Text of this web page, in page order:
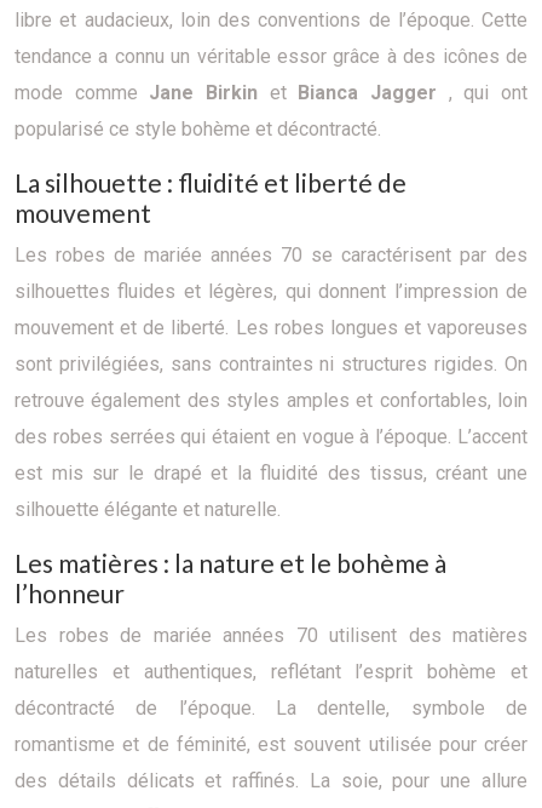
libre et audacieux, loin des conventions de l’époque. Cette
tendance a connu un véritable essor grâce à des icônes de
mode comme Jane Birkin et Bianca Jagger , qui ont
popularisé ce style bohème et décontracté.
La silhouette : fluidité et liberté de
mouvement
Les robes de mariée années 70 se caractérisent par des
silhouettes fluides et légères, qui donnent l’impression de
mouvement et de liberté. Les robes longues et vaporeuses
sont privilégiées, sans contraintes ni structures rigides. On
retrouve également des styles amples et confortables, loin
des robes serrées qui étaient en vogue à l’époque. L’accent
est mis sur le drapé et la fluidité des tissus, créant une
silhouette élégante et naturelle.
Les matières : la nature et le bohème à
l’honneur
Les robes de mariée années 70 utilisent des matières
naturelles et authentiques, reflétant l’esprit bohème et
décontracté de l’époque. La dentelle, symbole de
romantisme et de féminité, est souvent utilisée pour créer
des détails délicats et raffinés. La soie, pour une allure